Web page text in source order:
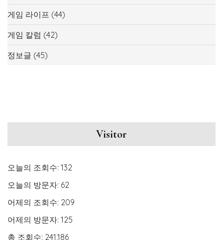
게임 라이프 (44)
게임 칼럼 (42)
정보글 (45)
Visitor
오늘의 조회수: 132
오늘의 방문자: 62
어제의 조회수: 209
어제의 방문자: 125
총 조회수: 241,186